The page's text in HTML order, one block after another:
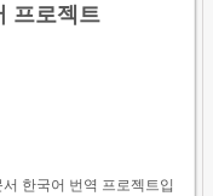
프로젝트
한국어 번역 프로젝트입